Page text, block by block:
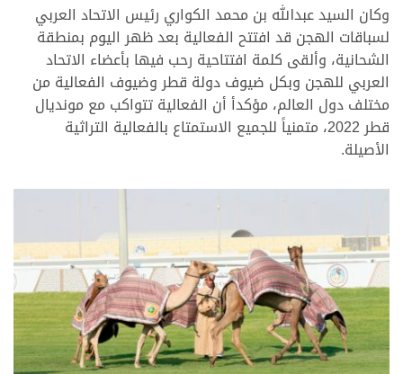
وكان السيد عبدالله بن محمد الكواري رئيس الاتحاد العربي
لسباقات الهجن قد افتتح الفعالية بعد ظهر اليوم بمنطقة
الشحانية، وألقى كلمة افتتاحية رحب فيها بأعضاء الاتحاد
العربي للهجن وبكل ضيوف دولة قطر وضيوف الفعالية من
مختلف دول العالم، مؤكدأ أن الفعالية تتواكب مع مونديال
قطر 2022، متمنياً للجميع الاستمتاع بالفعالية التراثية
الأصيلة.